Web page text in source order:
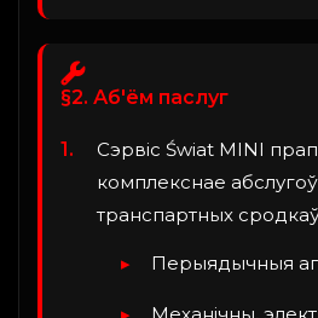
§2. Аб'ём паслуг
Сэрвіс Świat MINI
комплекснае
транспартных
Перыядычныя